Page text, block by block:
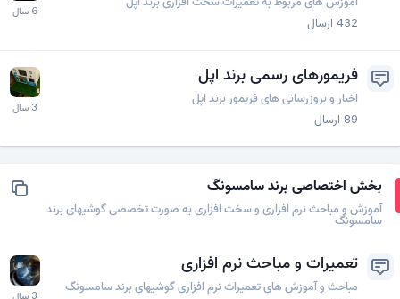
432 ارسال
فریمورهای رسمی برند اپل
اخبار و بروزرسانی های فریمور برند اپل
89
ارسال
بخش اختصاصی برند سامسونگ
آموزش و مباحث نرم افزاری و سخت افزاری به صورت تخصصی گوشیهای برند
سامسونگ
تعمیرات و مباحث نرم افزاری
مباحث و آموزش های تعمیرات نرم افزاری گوشیهای برند سامسونگ